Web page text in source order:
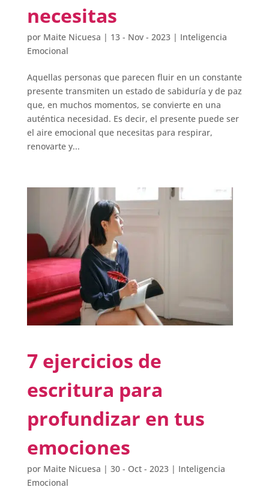
necesitas
por Maite Nicuesa | 13 - Nov - 2023| Inteligencia
Emocional
Aquellas personas que parecen fluir en un constante
presente transmiten un estado de sabiduría y de paz
que, en muchos momentos, se convierte en una
auténtica necesidad. Es decir, el presente puede ser
el aire emocional que necesitas para respirar,
renovarte y...
7 ejercicios de
escritura para
profundizar en tus
emociones
por Maite Nicuesa | 30 - Oct - 2023| Inteligencia
Emocional